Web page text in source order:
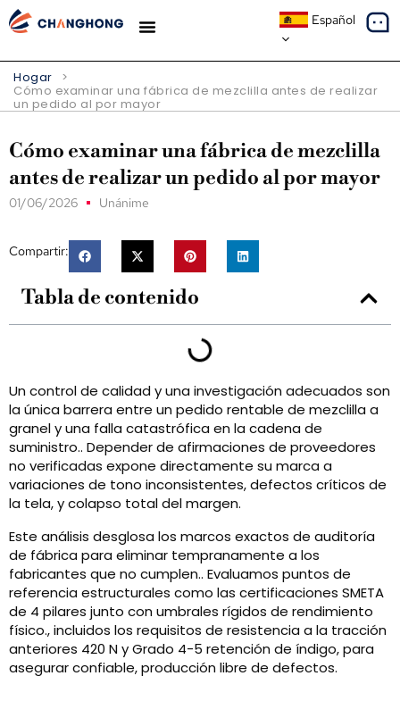
Español
Hogar >
Cómo examinar una fábrica de mezclilla antes de realizar
un pedido al por mayor
Cómo examinar una fábrica de mezclilla
antes de realizar un pedido al por mayor
01/06/2026 Unánime
Compartir:
Tabla de contenido
Un control de calidad y una investigación adecuados son
la única barrera entre un pedido rentable de mezclilla a
granel y una falla catastrófica en la cadena de
suministro.. Depender de afirmaciones de proveedores
no verificadas expone directamente su marca a
variaciones de tono inconsistentes, defectos críticos de
la tela, y colapso total del margen.
Este análisis desglosa los marcos exactos de auditoría
de fábrica para eliminar tempranamente a los
fabricantes que no cumplen.. Evaluamos puntos de
referencia estructurales como las certificaciones SMETA
de 4 pilares junto con umbrales rígidos de rendimiento
físico., incluidos los requisitos de resistencia a la tracción
anteriores 420 N y Grado 4-5 retención de índigo, para
asegurar confiable, producción libre de defectos.